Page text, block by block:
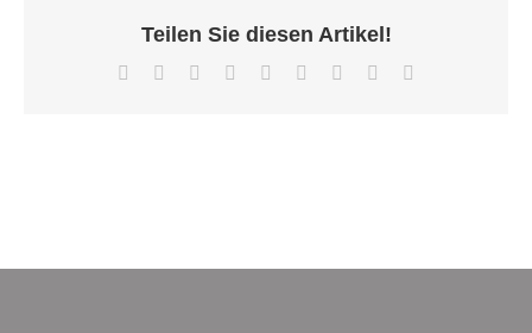
Teilen Sie diesen Artikel!
Facebook Reddit LinkedInWhatsApp
TumblrPinterest